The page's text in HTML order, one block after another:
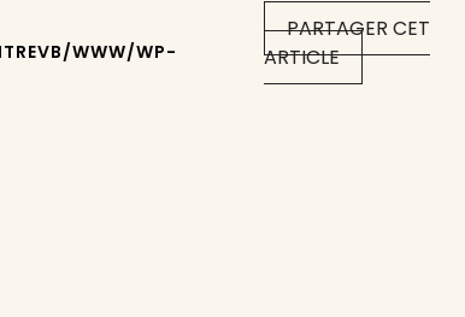
PARTAGER CET
ARTICLE
WWW/WP-